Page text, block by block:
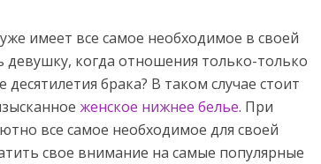
имеет все самое необходимое в своей
когда отношения только-только
брака? В таком случае стоит
женское нижнее белье. При
все самое необходимое для своей
свое внимание на самые популярные